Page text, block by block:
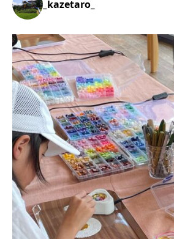
_kazetaro_